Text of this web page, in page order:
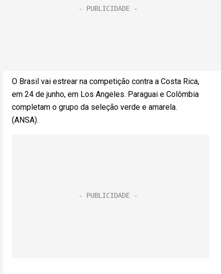
O Brasil vai estrear na competição contra a Costa Rica,
em 24 de junho, em Los Angeles. Paraguai e Colômbia
completam o grupo da seleção verde e amarela.
(ANSA).